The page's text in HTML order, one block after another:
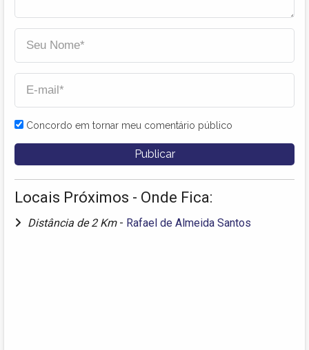
Concordo em tornar meu comentário público
Locais Próximos - Onde Fica:
Distância de 2 Km - Rafael de Almeida Santos